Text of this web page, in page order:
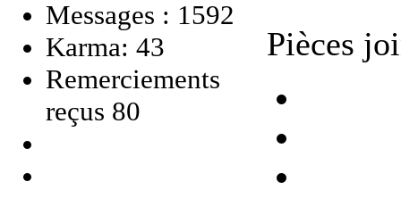
Messages : 1592
Karma: 43
Remerciements
reçus 80
Pièces